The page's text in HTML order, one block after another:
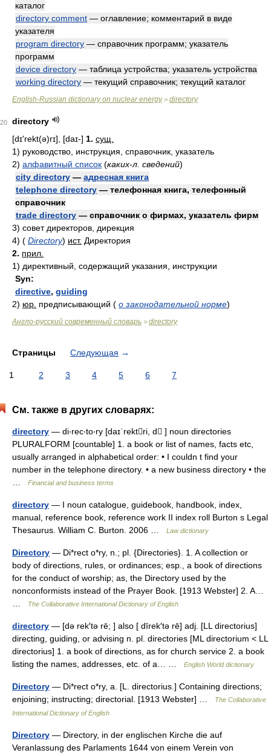
каталог
directory comment — оглавление; комментарий в виде
указателя
program directory — справочник программ; указатель
программ
device directory — таблица устройства; указатель устройства
working directory — текущий справочник; текущий каталог
English-Russian dictionary on nuclear energy> directory
20
directory
[dɪ'rekt(ə)rɪ], [daɪ-] 1. сущ.
1) руководство, инструкция, справочник, указатель
2) алфавитный список (каких-л. сведений)
city directory — адресная книга
telephone directory — телефонная книга, телефонный
справочник
trade directory — справочник о фирмах, указатель фирм
3) совет директоров, дирекция
4) ( Directory) ист. Директория
2. прил.
1) директивный, содержащий указания, инструкции
Syn:
directive, guiding
2) юр. предписывающий ( о законодательной норме)
Англо-русский современный словарь > directory
Страницы Следующая →
1 2 3 4 5 6 7
См. также в других словарях:
directory — di‧rec‧to‧ry [daɪˈrektri, d ] noun directories
PLURALFORM [countable] 1. a book or list of names, facts etc,
usually arranged in alphabetical order: • I couldn t find your
number in the telephone directory. • a new business directory • the
Financial and business terms
directory — I noun catalogue, guidebook, handbook, index,
manual, reference book, reference work II index roll Burton s Legal
Thesaurus. William C. Burton. 2006 …
Law dictionary
Directory — Di*rect o*ry, n.; pl. {Directories}. 1. A collection or
body of directions, rules, or ordinances; esp., a book of directions
for the conduct of worship; as, the Directory used by the
nonconformists instead of the Prayer Book. [1913 Webster] 2. A…
The Collaborative International Dictionary of English
directory — [də rek′tə rē; ] also [ dīrek′tə rē] adj. [LL directorius]
directing, guiding, or advising n. pl. directories [ML directorium < LL
directorius] 1. a book of directions, as for church service 2. a book
listing the names, addresses, etc. of a… …
English World dictionary
Directory — Di*rect o*ry, a. [L. directorius.] Containing directions;
enjoining; instructing; directorial. [1913 Webster] …
The Collaborative
International Dictionary of English
Directory — Directory, in der englischen Kirche die auf
Veranlassung des Parlaments 1644 von einem Verein von